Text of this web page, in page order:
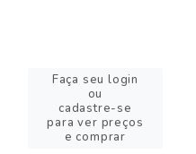
Faça seu login
ou
cadastre-se
para ver preços
e comprar